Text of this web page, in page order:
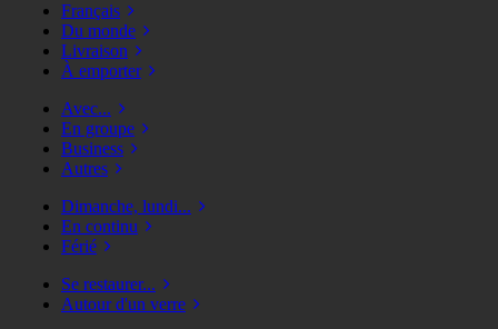
Français
Du monde
Livraison
À emporter
Avec...
En groupe
Business
Autres
Dimanche, lundi...
En continu
Férié
Se restaurer...
Autour d'un verre